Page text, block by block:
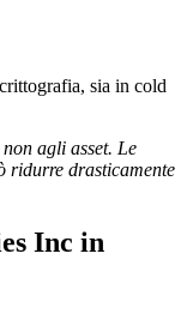
sia in cold
agli asset. Le
ridurre drasticamente
Inc in